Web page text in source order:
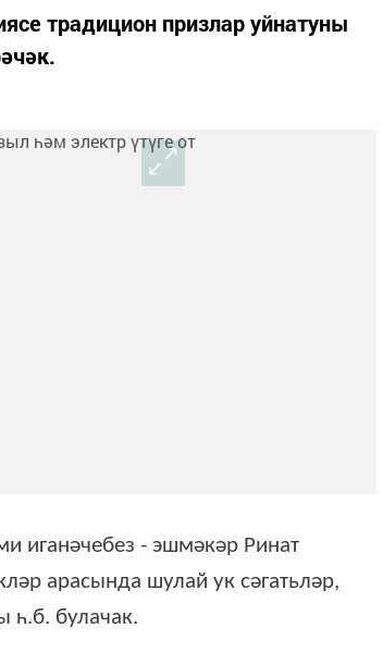
традицион призлар уйнатуны
иганәчебез - эшмәкәр Ринат
арасында шулай ук сәгатьләр,
һ.б. булачак.